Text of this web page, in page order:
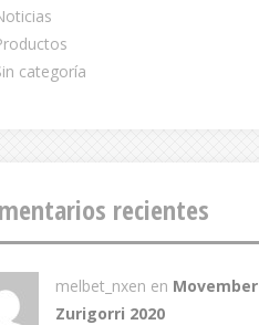
categoría
recientes
melbet_nxen en Movember
Zurigorri 2020